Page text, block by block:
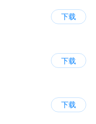
下载
下载
下载